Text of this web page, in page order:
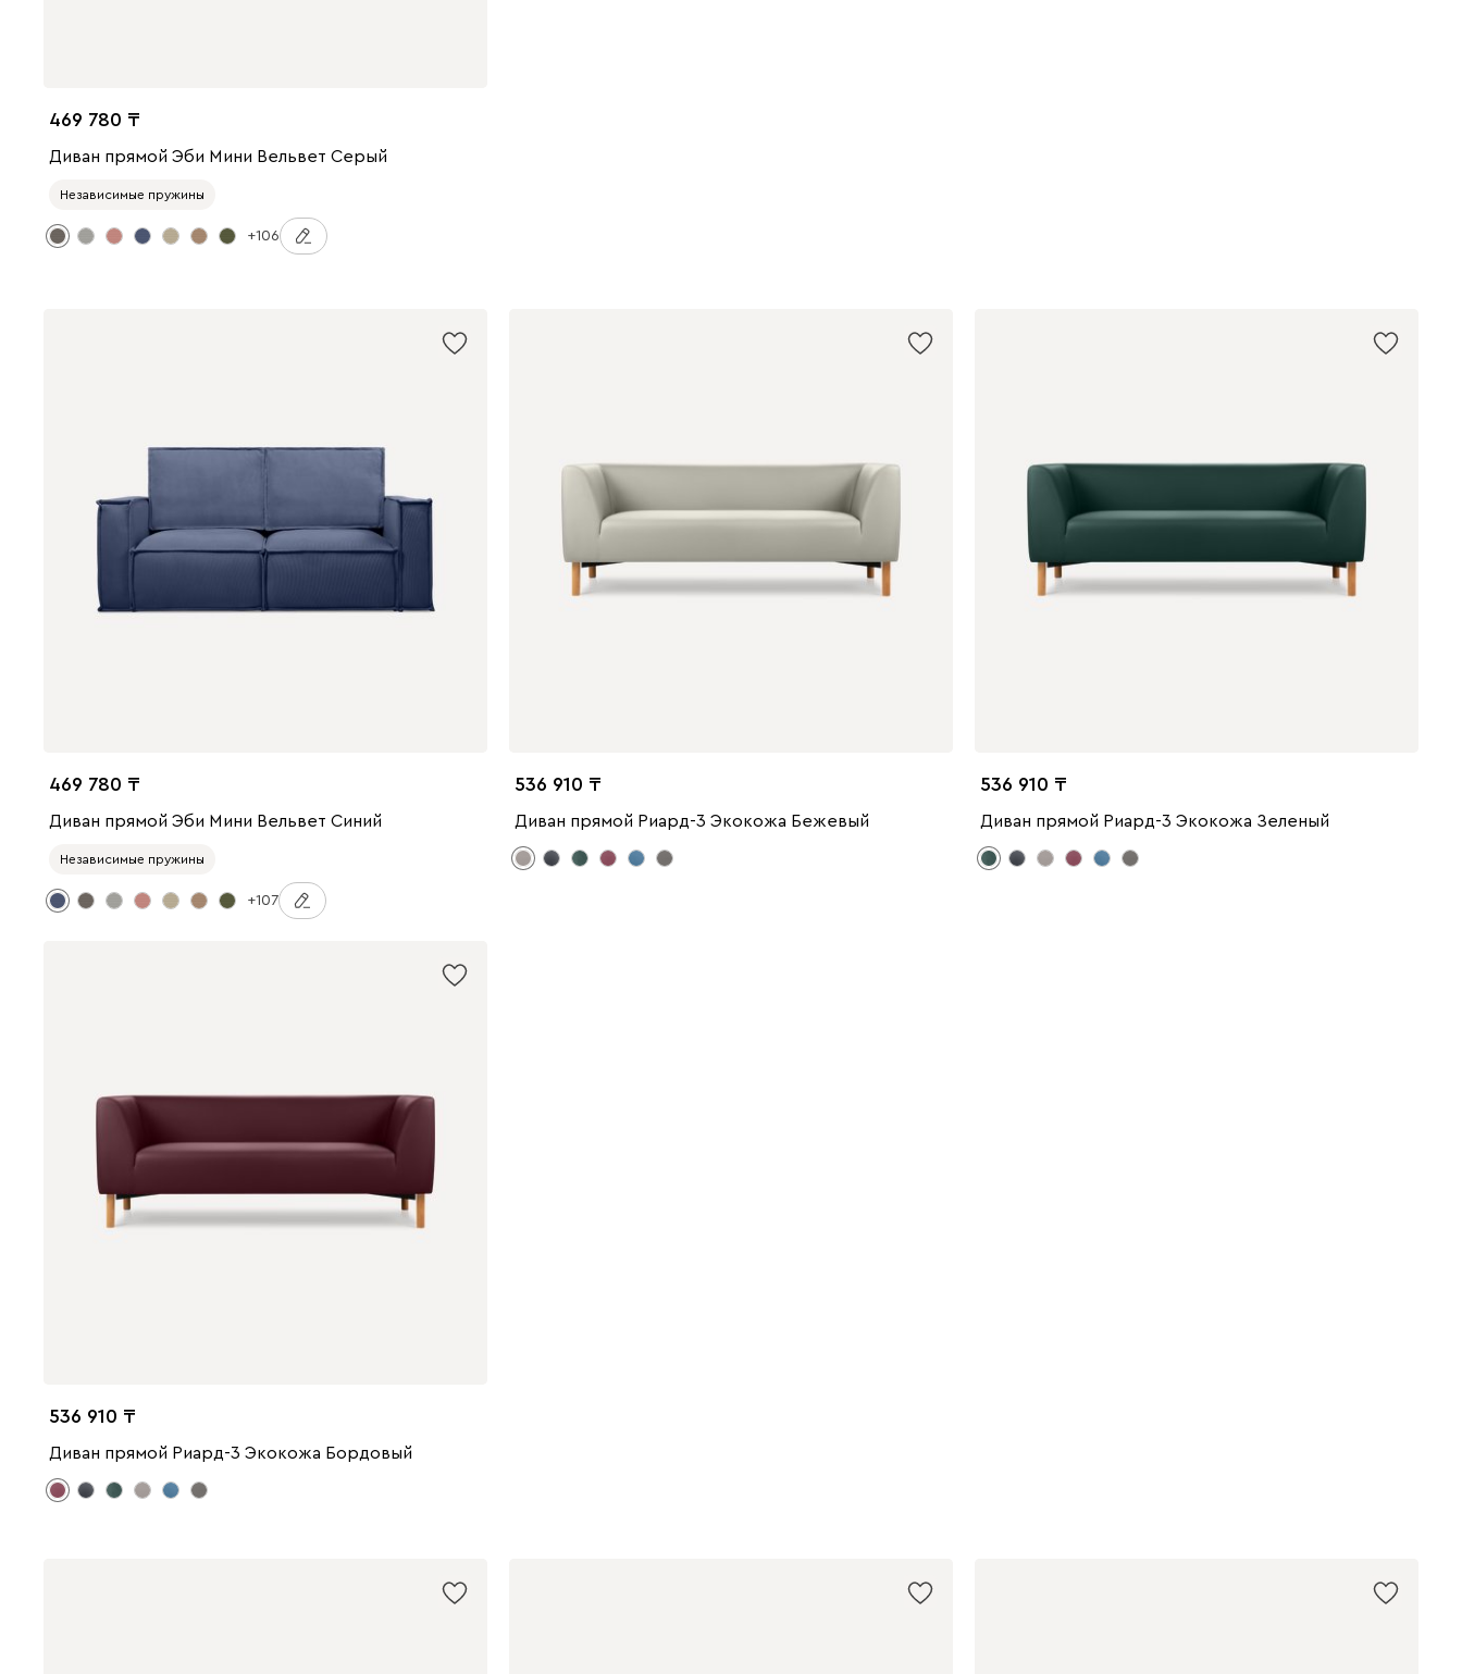
469 780
Диван прямой Эби Мини Вельвет Серый
Независимые пружины
+106
469 780
Диван прямой Эби Мини Вельвет Синий
Независимые пружины
+107
536 910
Диван прямой Риард-3 Экокожа Бежевый
536 910
Диван прямой Риард-3 Экокожа Зеленый
536 910
Диван прямой Риард-3 Экокожа Бордовый